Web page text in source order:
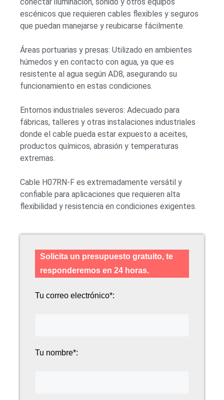
escénicos que requieren cables flexibles y seguros
que puedan manejarse y reubicarse fácilmente.
Áreas portuarias y presas: Utilizado en ambientes
húmedos y en contacto con agua, ya que es
resistente al agua según AD8, asegurando su
funcionamiento en estas condiciones.
Entornos industriales severos: Adecuado para
fábricas, talleres y otras instalaciones industriales
donde el cable pueda estar expuesto a aceites,
productos químicos, abrasión y temperaturas
extremas.
Cable H07RN-F es extremadamente versátil y
confiable para aplicaciones que requieren alta
flexibilidad y resistencia en condiciones exigentes.
Solicita un presupuesto gratuito, te
responderemos en 24 horas.
Tu correo electrónico*:
Tu nombre*: